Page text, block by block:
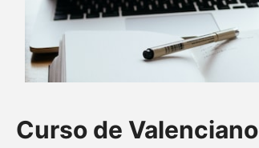
Curso de Valenciano